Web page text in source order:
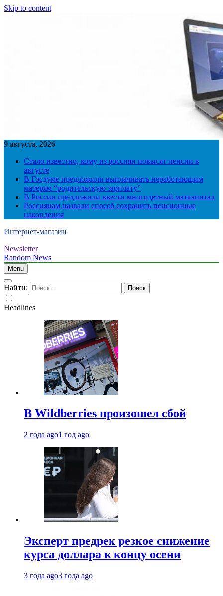
Skip to content
9 августа, 2026
Стало известно, кому из россиян повысят пенсии в
августе
В Госдуме предложили выплачивать неработающим
матерям “родительскую зарплату”
В России предложили ввести многодетный маткапитал
Россиянам назвали способ сохранить пенсионные
накопления
Интернет-магазин
Newsletter
Random News
Menu
Найти:
Headlines
В Wildberries произошел сбой
2 года ago1 год ago
Эксперт предрек резкое снижение
курса доллара к концу осени
3 года ago3 года ago